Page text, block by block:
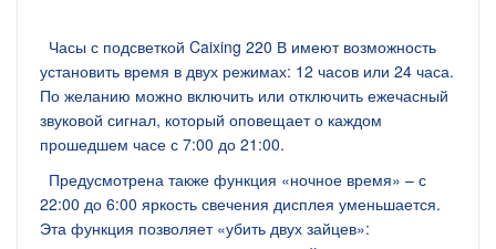
Часы с подсветкой Caixing 220 В имеют возможность
установить время в двух режимах: 12 часов или 24 часа.
По желанию можно включить или отключить ежечасный
звуковой сигнал, который оповещает о каждом
прошедшем часе с 7:00 до 21:00.
Предусмотрена также функция «ночное время» – с
22:00 до 6:00 яркость свечения дисплея уменьшается.
Эта функция позволяет «убить двух зайцев»: